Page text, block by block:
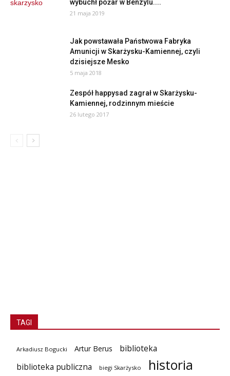
wybuchł pożar w Benzylu....
21 maja 2019
Jak powstawała Państwowa Fabryka
Amunicji w Skarżysku-Kamiennej, czyli
dzisiejsze Mesko
5 maja 2018
Zespół happysad zagrał w Skarżysku-
Kamiennej, rodzinnym mieście
26 lutego 2017
TAGI
Arkadiusz Bogucki Artur Berus
biblioteka
biblioteka publiczna
biegi Skarżysko historia